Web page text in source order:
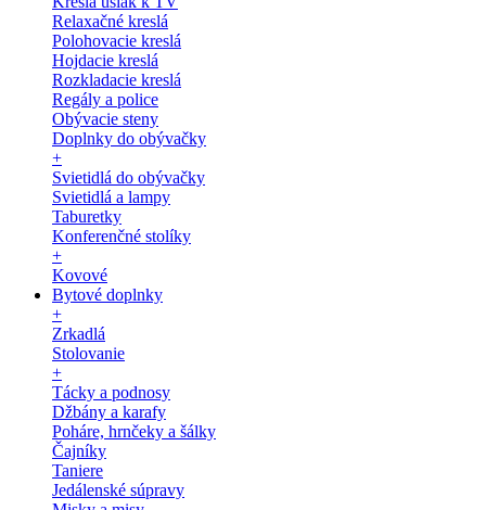
Relaxačné kreslá
Polohovacie kreslá
Hojdacie kreslá
Rozkladacie kreslá
Regály a police
Obývacie steny
Doplnky do obývačky
+
Svietidlá do obývačky
Svietidlá a lampy
Taburetky
Konferenčné stolíky
+
Kovové
Bytové doplnky
+
Zrkadlá
Stolovanie
+
Tácky a podnosy
Džbány a karafy
Poháre, hrnčeky a šálky
Čajníky
Taniere
Jedálenské súpravy